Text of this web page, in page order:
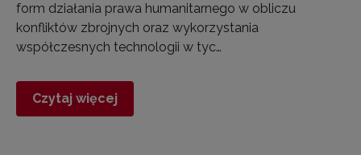
form działania prawa humanitarnego w obliczu
konfliktów zbrojnych oraz wykorzystania
współczesnych technologii w tyc…
Czytaj więcej